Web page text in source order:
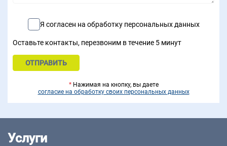
Я согласен на обработку персональных данных
Оставьте контакты, перезвоним в течение 5 минут
*Нажимая на кнопку, вы даете
согласие на обработку своих персональных данных
Услуги